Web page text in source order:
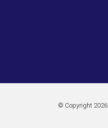
© Copyright 2026